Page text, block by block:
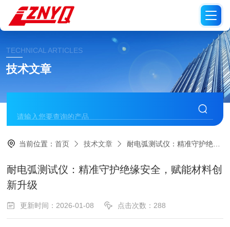
TECHNICAL ARTICLES
技术文章
当前位置：首页 技术文章 耐电弧测试仪：精准守护绝缘安全，赋能材料创新升级
耐电弧测试仪：精准守护绝缘安全，赋能材料创
新升级
更新时间：2026-01-08 点击次数：288